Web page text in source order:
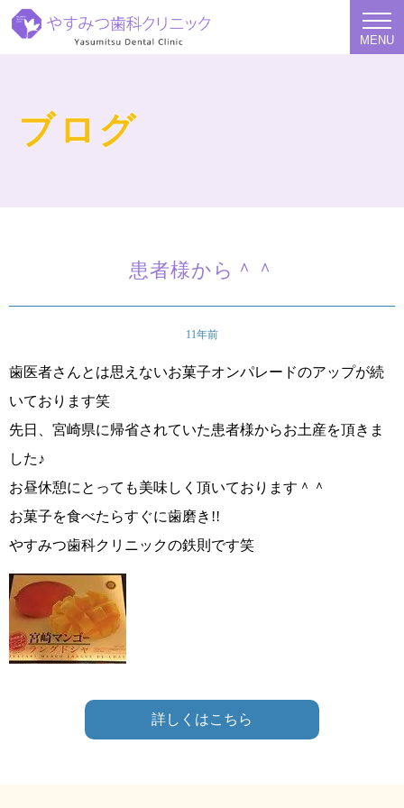
MENU
ブログ
患者様から＾＾
11年前
歯医者さんとは思えないお菓子オンパレードのアップが続
いております笑
先日、宮崎県に帰省されていた患者様からお土産を頂きま
した♪
お昼休憩にとっても美味しく頂いております＾＾
お菓子を食べたらすぐに歯磨き !!
やすみつ歯科クリニックの鉄則です笑
詳しくはこちら